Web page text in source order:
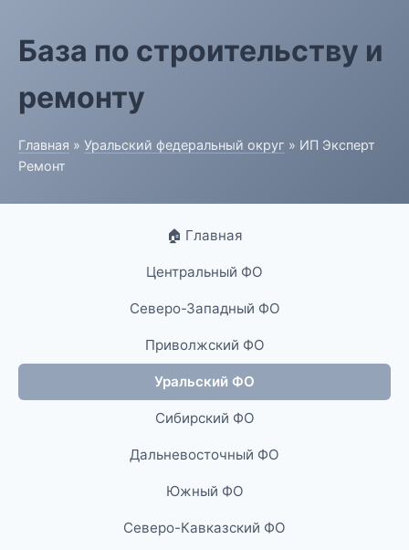
База по строительству и
ремонту
Главная » Уральский федеральный округ » ИП Эксперт
Ремонт
🏠 Главная
Центральный ФО
Северо-Западный ФО
Приволжский ФО
Уральский ФО
Сибирский ФО
Дальневосточный ФО
Южный ФО
Северо-Кавказский ФО